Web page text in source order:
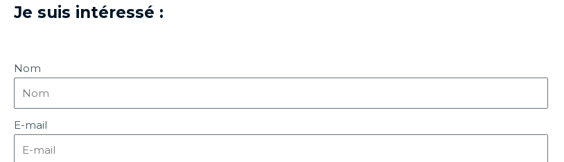
Je suis intéressé :
Nom
E-mail